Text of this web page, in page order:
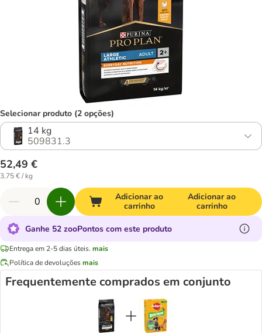
Selecionar produto (2 opções)
14 kg
509831.3
52,49 €
3,75 € / kg
Adicionar ao
carrinho
Adicionar ao
carrinho
Ganhe 52 zooPontos com este produto
Entrega em 2-5 dias úteis. mais
Política de devoluçõesmais
Frequentemente comprados em conjunto